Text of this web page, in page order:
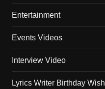
Entertainment
Events Videos
Interview Video
Lyrics Writer Birthday Wish